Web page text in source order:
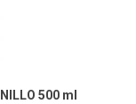
500 ml